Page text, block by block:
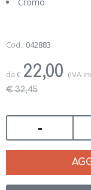
Cod.: 042883
da € 22,00 (IVA
€ 32,45
-